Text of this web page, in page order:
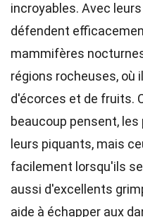
incroyables. Avec leurs
défendent
mammifères
régions rocheuses, où
d'écorces et de fruits.
beaucoup pensent,
leurs piquants, mais
facilement lorsqu'ils
aussi d'excellents
aide à échapper aux